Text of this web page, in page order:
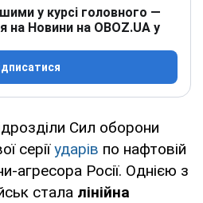
у курсі головного —
на Новини на OBOZ.UA у
Сил оборони
серіїударів по нафтовій
агресора Росії. Однією з
стала лінійна